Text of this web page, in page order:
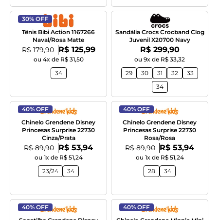
30% OFF
Tênis Bibi Action 1167266
Naval/Rosa Matte
De:
R$ 179,90 Por:
R$ 125,99
ou 4x de R$ 31,50
34
Sandália Crocs Crocband Clog
Juvenil X20700 Navy
Por:
R$ 299,90
ou 9x de R$ 33,32
29
30 31 32
33
34
40% OFF
Chinelo Grendene Disney
Princesas Surprise 22730
Cinza/Prata
De:
R$ 89,90 Por:
R$ 53,94
ou 1x de R$ 51,24
23/24
34
40% OFF
Chinelo Grendene Disney
Princesas Surprise 22730
Rosa/Rosa
De:
R$ 89,90 Por:
R$ 53,94
ou 1x de R$ 51,24
28
34
40% OFF
40% OFF